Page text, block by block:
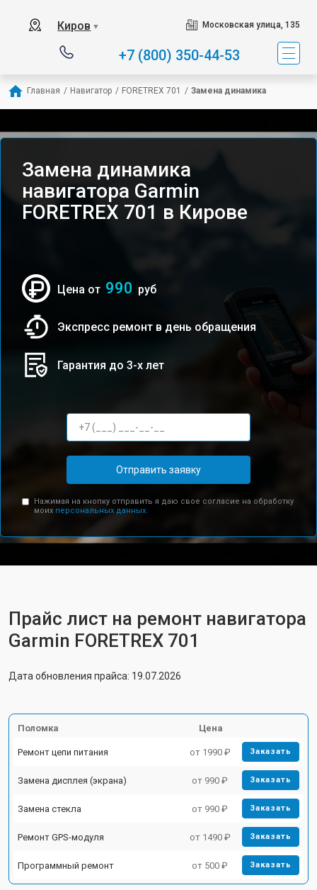
Киров ▼ Московская улица, 135
+7 (800) 350-44-53
Главная / Навигатор / FORETREX 701 / Замена динамика
Замена динамика
навигатора Garmin
FORETREX 701 в Кирове
Цена от 990 руб
Экспресс ремонт в день обращения
Гарантия до 3-х лет
Отправить заявку
Нажимая на кнопку отправить я даю свое согласие на обработку
моих персональных данных.
Прайс лист на ремонт навигатора
Garmin FORETREX 701
Дата обновления прайса: 19.07.2026
Поломка Цена
Ремонт цепи питания от 1990 ₽ Заказать
Замена дисплея (экрана) от 990 ₽ Заказать
Замена стекла от 990 ₽ Заказать
Ремонт GPS-модуля от 1490 ₽ Заказать
Программный ремонт от 500 ₽ Заказать